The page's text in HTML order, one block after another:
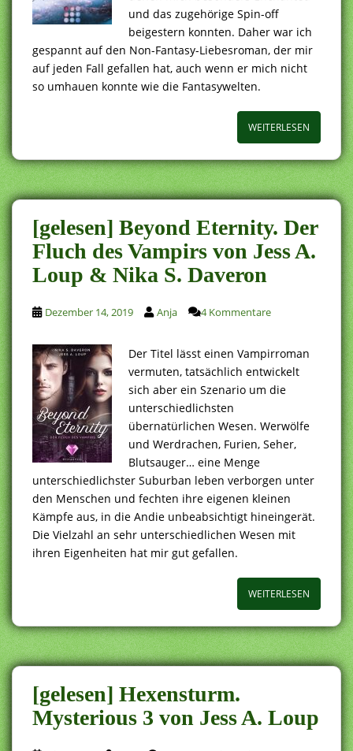
und das zugehörige Spin-off
beigestern konnten. Daher war ich
gespannt auf den Non-Fantasy-Liebesroman, der mir
auf jeden Fall gefallen hat, auch wenn er mich nicht
so umhauen konnte wie die Fantasywelten.
WEITERLESEN
[gelesen] Beyond Eternity. Der
Fluch des Vampirs von Jess A.
Loup & Nika S. Daveron
Dezember 14, 2019 Anja 4 Kommentare
Der Titel lässt einen Vampirroman
vermuten, tatsächlich entwickelt
sich aber ein Szenario um die
unterschiedlichsten
übernatürlichen Wesen. Werwölfe
und Werdrachen, Furien, Seher,
Blutsauger… eine Menge
unterschiedlichster Suburban leben verborgen unter
den Menschen und fechten ihre eigenen kleinen
Kämpfe aus, in die Andie unbeabsichtigt hineingerät.
Die Vielzahl an sehr unterschiedlichen Wesen mit
ihren Eigenheiten hat mir gut gefallen.
WEITERLESEN
[gelesen] Hexensturm.
Mysterious 3 von Jess A. Loup